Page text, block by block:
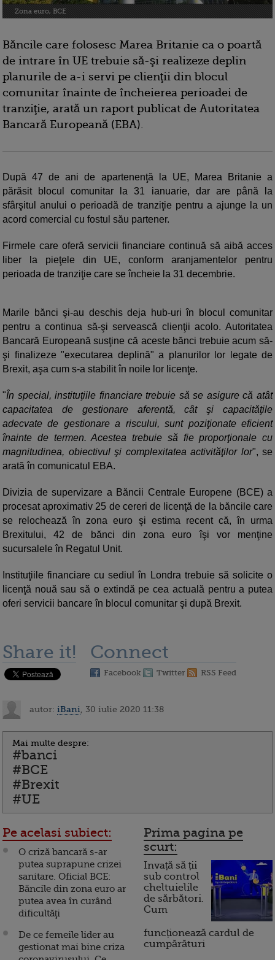
Zona euro, BCE
Băncile care folosesc Marea Britanie ca o poartă
de intrare în UE trebuie să-şi realizeze deplin
planurile de a-i servi pe clienţii din blocul
comunitar înainte de încheierea perioadei de
tranziţie, arată un raport publicat de Autoritatea
Bancară Europeană (EBA).
După 47 de ani de apartenenţă la UE, Marea Britanie a
părăsit blocul comunitar la 31 ianuarie, dar are până la
sfârşitul anului o perioadă de tranziţie pentru a ajunge la un
acord comercial cu fostul său partener.
Firmele care oferă servicii financiare continuă să aibă acces
liber la pieţele din UE, conform aranjamentelor pentru
perioada de tranziţie care se încheie la 31 decembrie.
Marile bănci şi-au deschis deja hub-uri în blocul comunitar
pentru a continua să-şi servească clienţii acolo. Autoritatea
Bancară Europeană susţine că aceste bănci trebuie acum să-
şi finalizeze "executarea deplină" a planurilor lor legate de
Brexit, aşa cum s-a stabilit în noile lor licenţe.
"În special, instituţiile financiare trebuie să se asigure că atât
capacitatea de gestionare aferentă, cât şi capacităţile
adecvate de gestionare a riscului, sunt poziţionate eficient
înainte de termen. Acestea trebuie să fie proporţionale cu
magnitudinea, obiectivul şi complexitatea activităţilor lor", se
arată în comunicatul EBA.
Divizia de supervizare a Băncii Centrale Europene (BCE) a
procesat aproximativ 25 de cereri de licenţă de la băncile care
se relochează în zona euro şi estima recent că, în urma
Brexitului, 42 de bănci din zona euro îşi vor menţine
sucursalele în Regatul Unit.
Instituţiile financiare cu sediul în Londra trebuie să solicite o
licenţă nouă sau să o extindă pe cea actuală pentru a putea
oferi servicii bancare în blocul comunitar şi după Brexit.
Share it! Connect
Facebook Twitter RSS Feed
autor: iBani , 30 iulie 2020 11:38
Mai multe despre:
#banci
#BCE
#Brexit
#UE
Pe acelasi subiect:
O criză bancară s-ar
putea suprapune crizei
sanitare. Oficial BCE:
Băncile din zona euro ar
putea avea în curând
dificultăţi
De ce femeile lider au
gestionat mai bine criza
Prima pagina pe
scurt:
Invață să ții
sub control
cheltuielile
de sărbători.
Cum
funcționează cardul de
cumpărături